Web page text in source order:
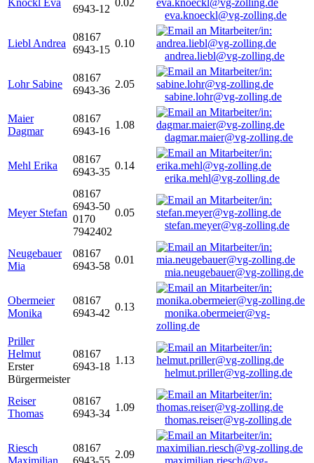
Knöckl Eva
6943-12
0.02
eva.knoeckl@vg-zolling.de
Liebl Andrea
08167
6943-15
0.10
andrea.liebl@vg-zolling.de
Lohr Sabine
08167
6943-36
2.05
sabine.lohr@vg-zolling.de
Maier
Dagmar
08167
6943-16
1.08
dagmar.maier@vg-zolling.de
Mehl Erika
08167
6943-35
0.14
erika.mehl@vg-zolling.de
Meyer Stefan
08167
6943-50
0170
7942402
0.05
stefan.meyer@vg-zolling.de
Neugebauer
Mia
08167
6943-58
0.01
mia.neugebauer@vg-zolling.de
Obermeier
Monika
08167
6943-42
0.13
monika.obermeier@vg-
zolling.de
Priller
Helmut
Erster
Bürgermeister
08167
6943-18
1.13
helmut.priller@vg-zolling.de
Reiser
Thomas
08167
6943-34
1.09
thomas.reiser@vg-zolling.de
Riesch
08167
2.09